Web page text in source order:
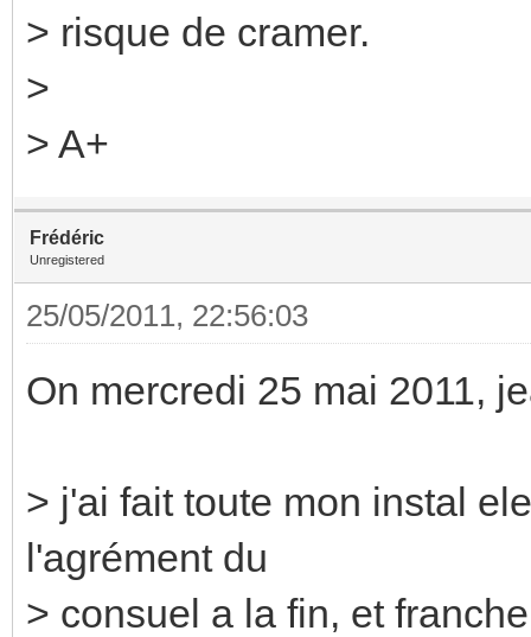
> risque de cramer.
>
> A+
Frédéric
Unregistered
25/05/2011, 22:56:03
On mercredi 25 mai 2011,
> j'ai fait toute mon instal
l'agrément du
> consuel a la fin, et